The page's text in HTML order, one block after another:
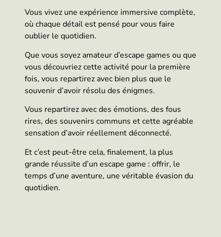
Vous vivez une expérience immersive complète,
où chaque détail est pensé pour vous faire
oublier le quotidien.
Que vous soyez amateur d’escape games ou que
vous découvriez cette activité pour la première
fois, vous repartirez avec bien plus que le
souvenir d’avoir résolu des énigmes.
Vous repartirez avec des émotions, des fous
rires, des souvenirs communs et cette agréable
sensation d’avoir réellement déconnecté.
Et c’est peut-être cela, finalement, la plus
grande réussite d’un escape game : offrir, le
temps d’une aventure, une véritable évasion du
quotidien.